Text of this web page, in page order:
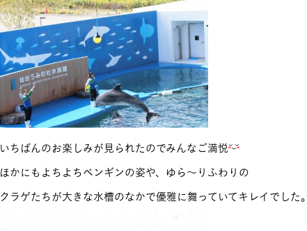
いちばんのお楽しみが見られたのでみんなご満悦
ほかにもよちよちペンギンの姿や、ゆら～りふわりの
クラゲたちが大きな水槽のなかで優雅に舞っていてキレイでした。